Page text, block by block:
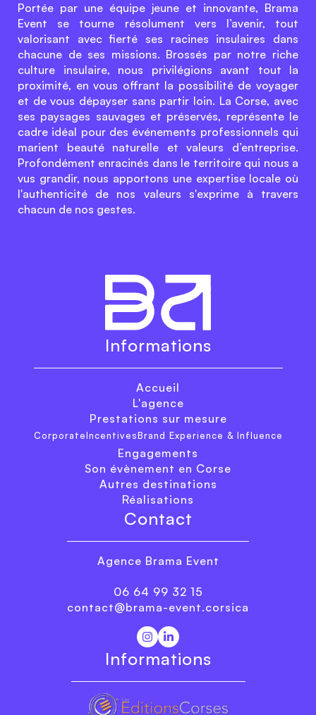
Portée par une équipe jeune et innovante, Brama
Event se tourne résolument vers l’avenir, tout
valorisant avec fierté ses racines insulaires dans
chacune de ses missions. Brossés par notre riche
culture insulaire, nous privilégions avant tout la
proximité, en vous offrant la possibilité de voyager
et de vous dépayser sans partir loin. La Corse, avec
ses paysages sauvages et préservés, représente le
cadre idéal pour des événements professionnels qui
marient beauté naturelle et valeurs d’entreprise.
Profondément enracinés dans le territoire qui nous a
vus grandir, nous apportons une expertise locale où
l'authenticité de nos valeurs s'exprime à travers
chacun de nos gestes.
Informations
Accueil
L'agence
Prestations sur mesure
CorporateIncentivesBrand Experience & Influence
Engagements
Son évènement en Corse
Autres destinations
Réalisations
Contact
Agence Brama Event
06 64 99 32 15
contact@brama-event.corsica
Informations